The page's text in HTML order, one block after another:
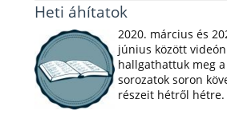
Heti áhítatok
2020. március és
június között videón
hallgathattuk meg a
sorozatok soron
részeit hétről hétre.